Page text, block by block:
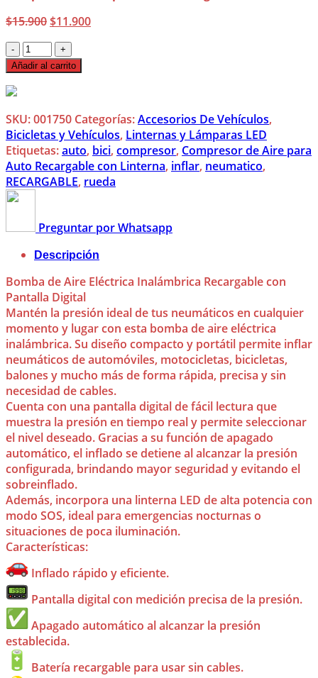
$15.900El
original
era:
$11.900El
Compresor
de
Recargable
con
Linterna
cantidad
Añadir al carrito
SKU:001750 Categorías:Accesorios De Vehículos,
Bicicletas y Vehículos, Linternas y Lámparas LED
Etiquetas:auto, bici, compresor, Compresor de Aire para
Auto Recargable con Linterna, inflar, neumatico,
RECARGABLE, rueda
Preguntar por Whatsapp
Descripción
Bomba de Aire Eléctrica Inalámbrica Recargable con
Pantalla Digital
Mantén la presión ideal de tus neumáticos en cualquier
momento y lugar con esta bomba de aire eléctrica
inalámbrica. Su diseño compacto y portátil permite inflar
neumáticos de automóviles, motocicletas, bicicletas,
balones y mucho más de forma rápida, precisa y sin
necesidad de cables.
Cuenta con una pantalla digital de fácil lectura que
muestra la presión en tiempo real y permite seleccionar
el nivel deseado. Gracias a su función de apagado
automático, el inflado se detiene al alcanzar la presión
configurada, brindando mayor seguridad y evitando el
sobreinflado.
Además, incorpora una linterna LED de alta potencia con
modo SOS, ideal para emergencias nocturnas o
situaciones de poca iluminación.
Características:
Inflado rápido y eficiente.
Pantalla digital con medición precisa de la presión.
Apagado automático al alcanzar la presión
establecida.
Batería recargable para usar sin cables.